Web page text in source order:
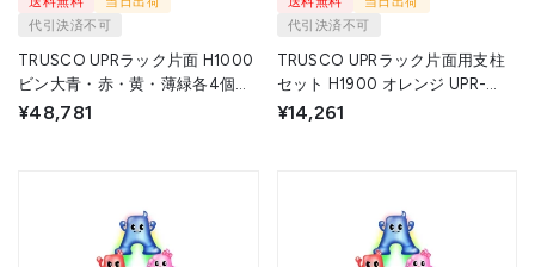
代引決済不可
TRUSCO UPRラック片面 H1000
ビン大青・赤・黄・薄緑各4個付
¥48,781
代引決済不可
TRUSCO UPRラック片面用支柱
セット H1900 オレンジ UPR-
¥14,261